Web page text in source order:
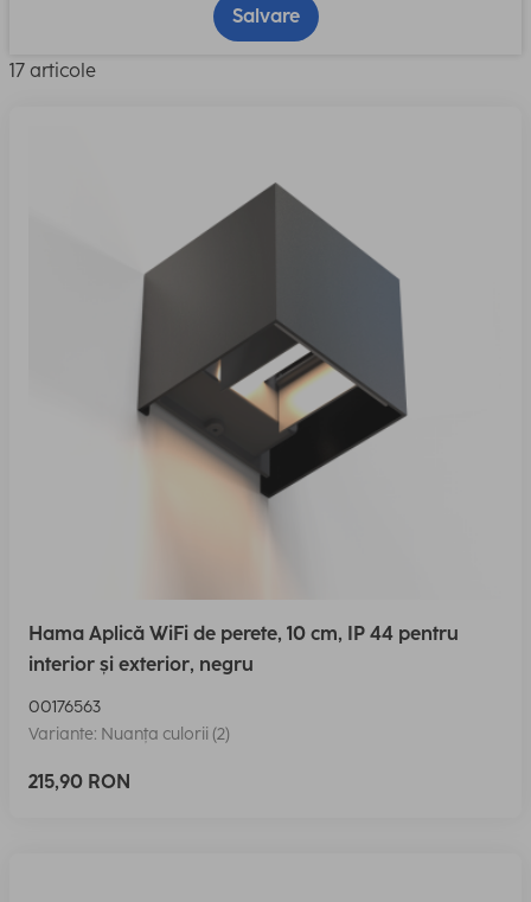
Salvare
17 articole
Hama Aplică WiFi de perete, 10 cm, IP 44 pentru
interior și exterior, negru
00176563
Variante: Nuanța culorii (2)
215,90 RON